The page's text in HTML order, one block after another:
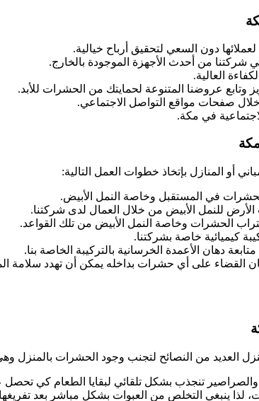
دون السعي لتحقيق أرباح خيالية.
شركتنا من أحدث الأجهزة الموجودة بالخارج.
العالية.
عروضنا المتنوعة لحمايتك من الحشرات للأبد.
صفحات مواقع التواصل الاجتماعي.
في مكة.
أو المنازل بإتخاذ خطوات العمل التالية:
في المستقبل وخاصة النمل الأبيض.
للنمل الأبيض من خلال العمال لدى شركتنا.
الحشرات وخاصة النمل الأبيض من تلك القواعد.
كيميائية خاصة بشركتنا.
دهان الأعمدة الخرسانية بالتركيبة الخاصة بنا.
القضاء على أي حشرات بداخله يمكن أن تهدد سلامة
من النصائح لتجنب وجود الحشرات بالمنزل
والصراصير تنجذب بشكل تلقائي لبقايا الطعام كي تحصل
لذا ينبغي التخلص من العبوات بشكل مباشر بعد